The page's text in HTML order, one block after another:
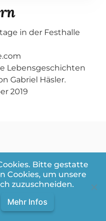
in der Festhalle
Lebensgeschichten
Gabriel Häsler.
2019
Bitte gestatte
Cookies, um unsere
zuzuschneiden.
Mehr Infos